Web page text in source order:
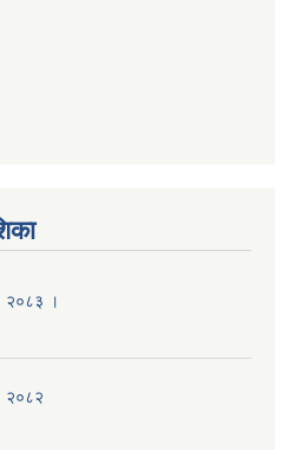
२०८३ ।
२०८२